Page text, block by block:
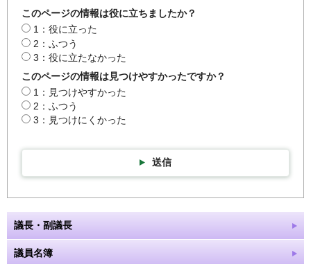
このページの情報は役に立ちましたか？
1：役に立った
2：ふつう
3：役に立たなかった
このページの情報は見つけやすかったですか？
1：見つけやすかった
2：ふつう
3：見つけにくかった
送信
議長・副議長
議員名簿